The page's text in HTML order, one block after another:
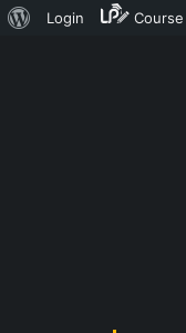
Sobre
Login